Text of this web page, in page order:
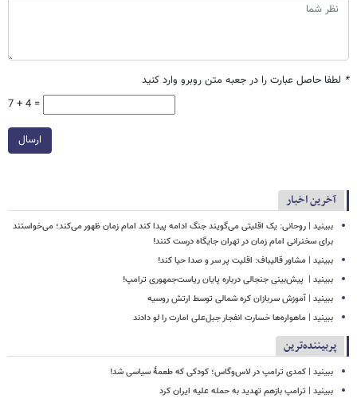
* لطفا حاصل عبارت را در جعبه متن روبرو وارد کنید
7 + 4 =
ارسال
آخرین اخبار
ببینید | روحانی: یک اقلیتی می‌گویند جنگ ادامه پیدا کند امام زمان ظهور می‌کند؛ می‌خواستند
برای سخنرانی امام زمان در تهران جایگاه درست کنند!
ببینید | مشاور قالیباف: اقلیت پر سر و صدا حیا کند!
ببینید | ‏ پیش‌بینی جنجالی درباره پایان ریاست‌جمهوری ترامپ!
ببینید | آموزش سربازان کره شمالی توسط ارتش روسیه
ببینید | ماهواره‌ها خسارت انفجار جبل‌علی امارت را لو دادند
پربیننده‌ترین
ببینید | کمدی ترامپ در لاس‌وگاس؛ کودکی که طعمۀ سیاسی شد!
ببینید | ترامپ بازهم تهدید به حمله علیه ایران کرد